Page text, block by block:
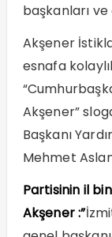
başkanları ve
Akşener
esnafa
Akşener”
Başkanı
Mehmet
Partisinin il
Akşener :”